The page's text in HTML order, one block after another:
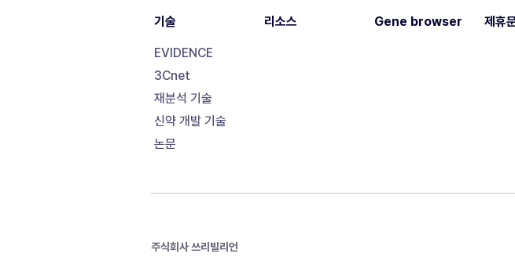
기술
EVIDENCE
3Cnet
재분석 기술
신약 개발 기술
논문
리소스 Gene browser 제휴
주식회사 쓰리빌리언